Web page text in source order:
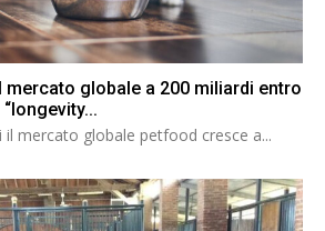
globale a 200 miliardi entro
il mercato globale petfood cresce a...